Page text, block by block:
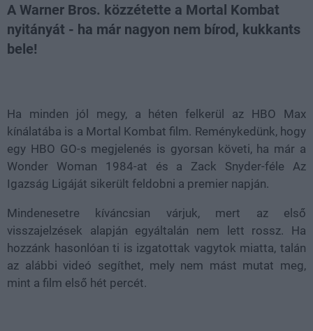
A Warner Bros. közzétette a Mortal Kombat
nyitányát - ha már nagyon nem bírod, kukkants
bele!
Ha minden jól megy, a héten felkerül az HBO Max
kínálatába is a Mortal Kombat film. Reménykedünk, hogy
egy HBO GO-s megjelenés is gyorsan követi, ha már a
Wonder Woman 1984-at és a Zack Snyder-féle Az
Igazság Ligáját sikerült feldobni a premier napján.
Mindenesetre kíváncsian várjuk, mert az első
visszajelzések alapján egyáltalán nem lett rossz. Ha
hozzánk hasonlóan ti is izgatottak vagytok miatta, talán
az alábbi videó segíthet, mely nem mást mutat meg,
mint a film első hét percét.